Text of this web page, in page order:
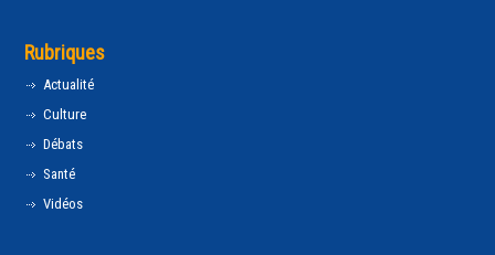
Rubriques
Actualité
Culture
Débats
Santé
Vidéos